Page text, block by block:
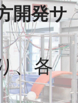
開発サ
、各